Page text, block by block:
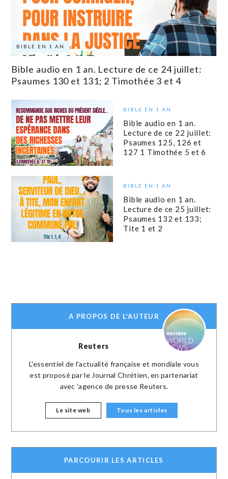
BIBLE EN 1 AN
Bible audio en 1 an. Lecture de ce 24 juillet:
Psaumes 130 et 131; 2 Timothée 3 et 4
BIBLE EN 1 AN
Bible audio en 1 an.
Lecture de ce 22 juillet:
Psaumes 125, 126 et
127 1 Timothée 5 et 6
BIBLE EN 1 AN
Bible audio en 1 an.
Lecture de ce 25 juillet:
Psaumes 132 et 133;
Tite 1 et 2
A PROPOS DE L'AUTEUR
Reuters
L'essentiel de l'actualité française et mondiale vous
est proposé par le Journal Chrétien, en partenariat
avec 'agence de presse Reuters.
Le site web Tous les articles
PARCOURIR LES ARTICLES